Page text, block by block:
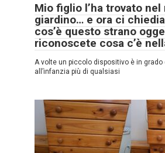
Mio figlio l’ha trovato
giardino… e ora ci
cos’è questo strano
riconoscete cosa c’è
A volte un piccolo dispositivo è in grado
all’infanzia più di qualsiasi